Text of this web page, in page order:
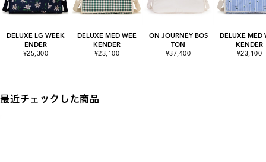
DELUXE LG WEEK
ENDER
¥25,300
DELUXE MED WEE
KENDER
¥23,100
ON JOURNEY BOS
TON
¥37,400
DELUXE MED
KENDER
¥23,100
最近チェックした商品